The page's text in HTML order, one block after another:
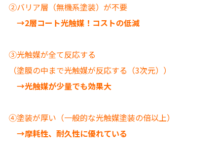
②バリア層（無機系塗装）が不要
→2層コート光触媒！コストの低減
③光触媒が全て反応する
（塗膜の中まで光触媒が反応する（3次元））
→光触媒が少量でも効果大
④塗装が厚い（一般的な光触媒塗装の倍以上）
→摩耗性、耐久性に優れている